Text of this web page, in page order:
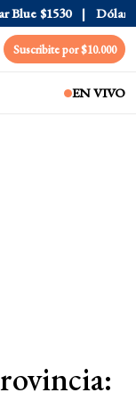
$1530 Dólar
Suscribite por $10.000
EN VIVO